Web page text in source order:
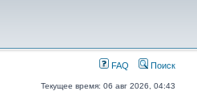
FAQ Поиск
Текущее время: 06 авг 2026, 04:43